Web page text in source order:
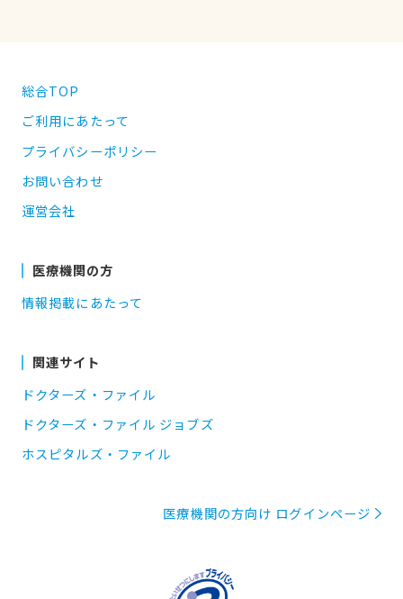
総合TOP
ご利用にあたって
プライバシーポリシー
お問い合わせ
運営会社
医療機関の方
情報掲載にあたって
関連サイト
ドクターズ・ファイル
ドクターズ・ファイル ジョブズ
ホスピタルズ・ファイル
医療機関の方向け ログインページ